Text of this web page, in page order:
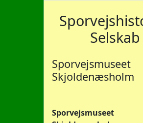
Selskab
Sporvejsmuseet
Skjoldenæsholm
Sporvejsmuseet